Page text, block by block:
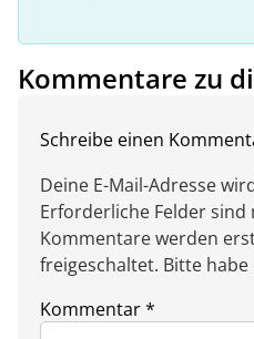
Kommentare zu
Schreibe einen
Deine E-Mail-Adresse
Erforderliche Felder
Kommentare werden
freigeschaltet. Bitte habe
Kommentar*